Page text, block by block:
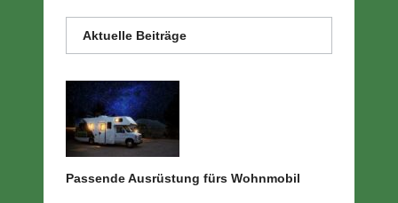
Aktuelle Beiträge
Passende Ausrüstung fürs Wohnmobil